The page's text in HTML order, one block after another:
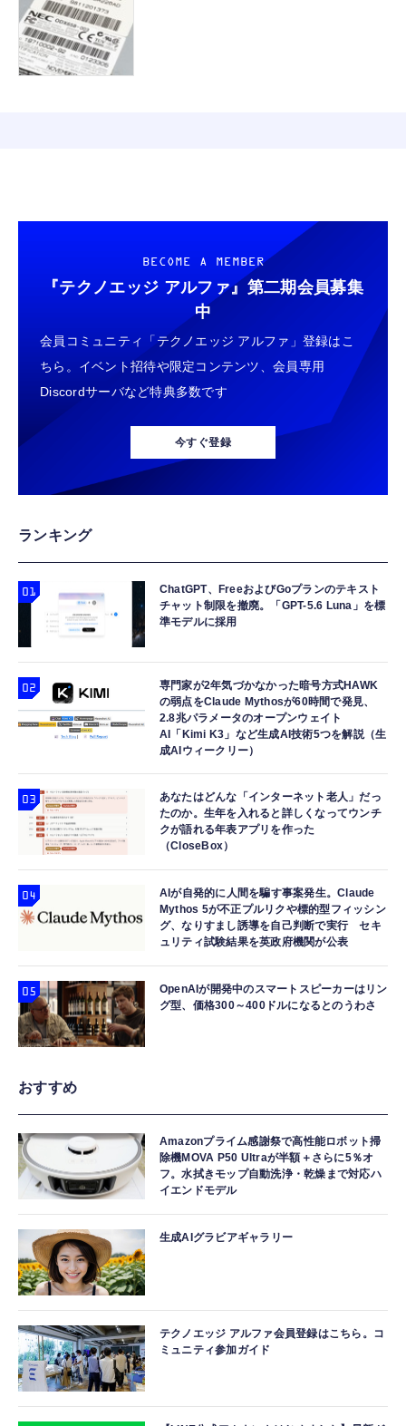
BECOME A MEMBER
『テクノエッジ アルファ』 第二期会員募集
中
会員コミュニティ「テクノエッジ アルファ」登録はこ
ちら。イベント招待や限定コンテンツ、会員専用
Discordサーバなど特典多数です
今すぐ登録
ランキング
ChatGPT、FreeおよびGoプランのテキスト
チャット制限を撤廃。「GPT-5.6 Luna」を標
準モデルに採用
専門家が2年気づかなかった暗号方式HAWK
の弱点をClaude Mythosが60時間で発見、
2.8兆パラメータのオープンウェイト
AI「Kimi K3」など生成AI技術5つを解説（生
成AIウィークリー）
あなたはどんな「インターネット老人」だっ
たのか。生年を入れると詳しくなってウンチ
クが語れる年表アプリを作った
（CloseBox）
AIが自発的に人間を騙す事案発生。Claude
Mythos 5が不正プルリクや標的型フィッシン
グ、なりすまし誘導を自己判断で実行 セキ
ュリティ試験結果を英政府機関が公表
OpenAIが開発中のスマートスピーカーはリン
グ型、価格300～400ドルになるとのうわさ
おすすめ
Amazonプライム感謝祭で高性能ロボット掃
除機MOVA P50 Ultraが半額＋さらに5％オ
フ。水拭きモップ自動洗浄・乾燥まで対応ハ
イエンドモデル
生成AIグラビアギャラリー
テクノエッジ アルファ会員登録はこちら。コ
ミュニティ参加ガイド